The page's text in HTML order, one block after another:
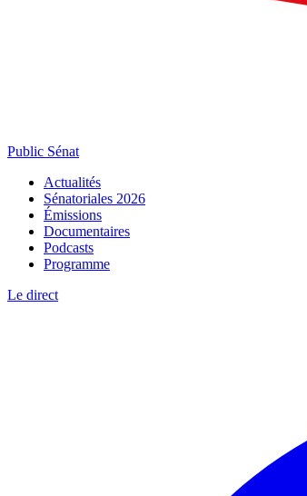
Public Sénat
Actualités
Sénatoriales 2026
Émissions
Documentaires
Podcasts
Programme
Le direct